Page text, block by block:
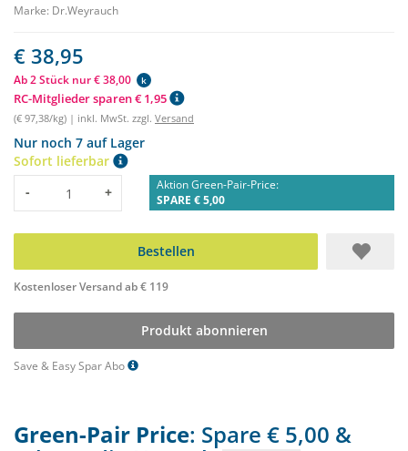
Marke: Dr.Weyrauch
€ 38,95
Ab 2 Stück nur € 38,00 k
RC-Mitglieder sparen € 1,95
(€ 97,38/kg) | inkl. MwSt. zzgl. Versand
Nur noch 7 auf Lager
Sofort lieferbar
Menge
- +
Aktion Green-Pair-Price:
SPARE € 5,00
Bestellen
Kostenloser Versand ab € 119
Produkt abonnieren
Save & Easy Spar Abo
Green-Pair Price: Spare € 5,00 &